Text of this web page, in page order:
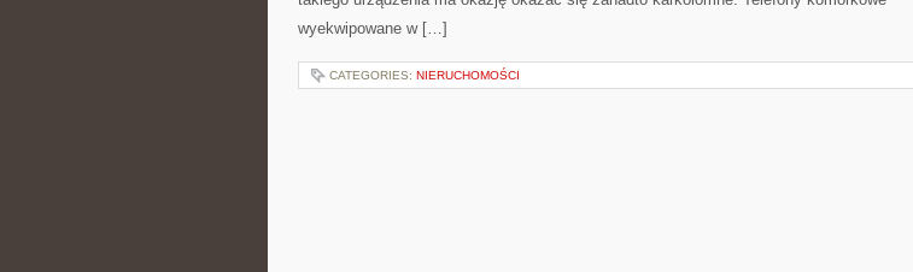
wyekwipowane w […]
CATEGORIES: NIERUCHOMOŚCI